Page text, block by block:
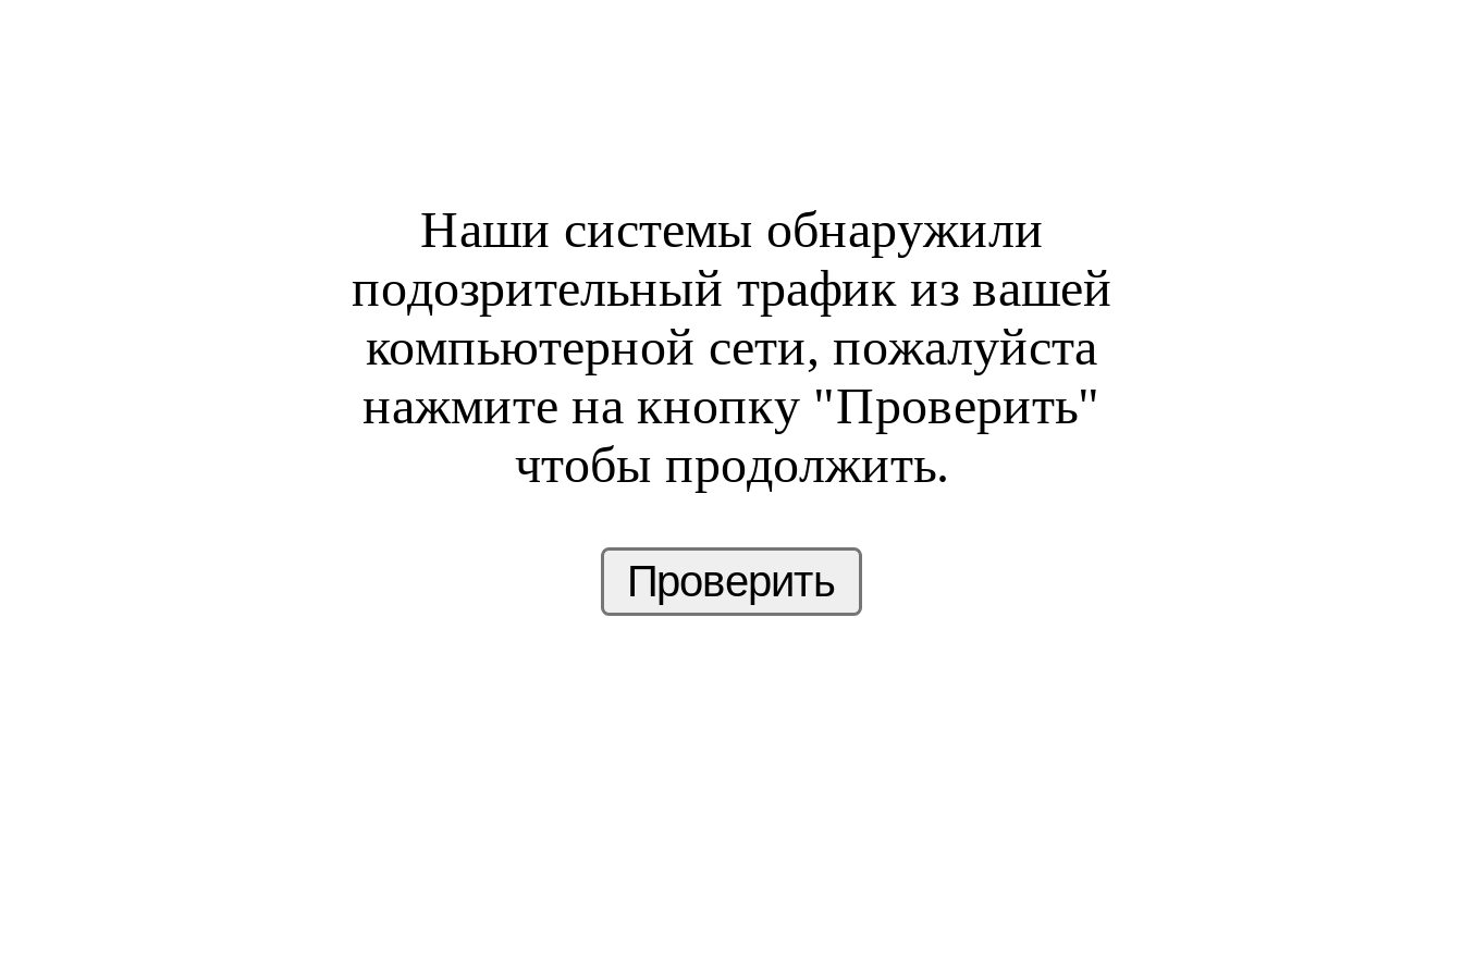
Наши системы обнаружили
подозрительный трафик из вашей
компьютерной сети, пожалуйста
нажмите на кнопку "Проверить"
чтобы продолжить.